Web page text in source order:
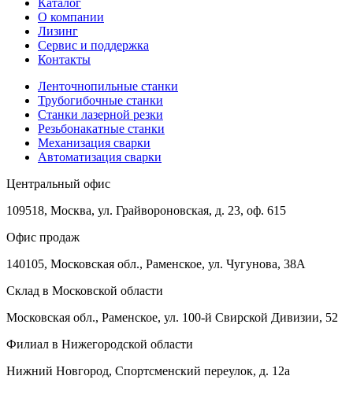
О компании
Лизинг
Сервис и поддержка
Контакты
Ленточнопильные станки
Трубогибочные станки
Станки лазерной резки
Резьбонакатные станки
Механизация сварки
Автоматизация сварки
Центральный офис
109518, Москва, ул. Грайвороновская, д. 23, оф. 615
Офис продаж
140105, Московская обл., Раменское, ул. Чугунова, 38А
Склад в Московской области
Московская обл., Раменское, ул. 100-й Свирской Дивизии, 52
Филиал в Нижегородской области
Нижний Новгород, Спортсменский переулок, д. 12а